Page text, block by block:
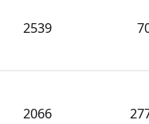
2539
2066